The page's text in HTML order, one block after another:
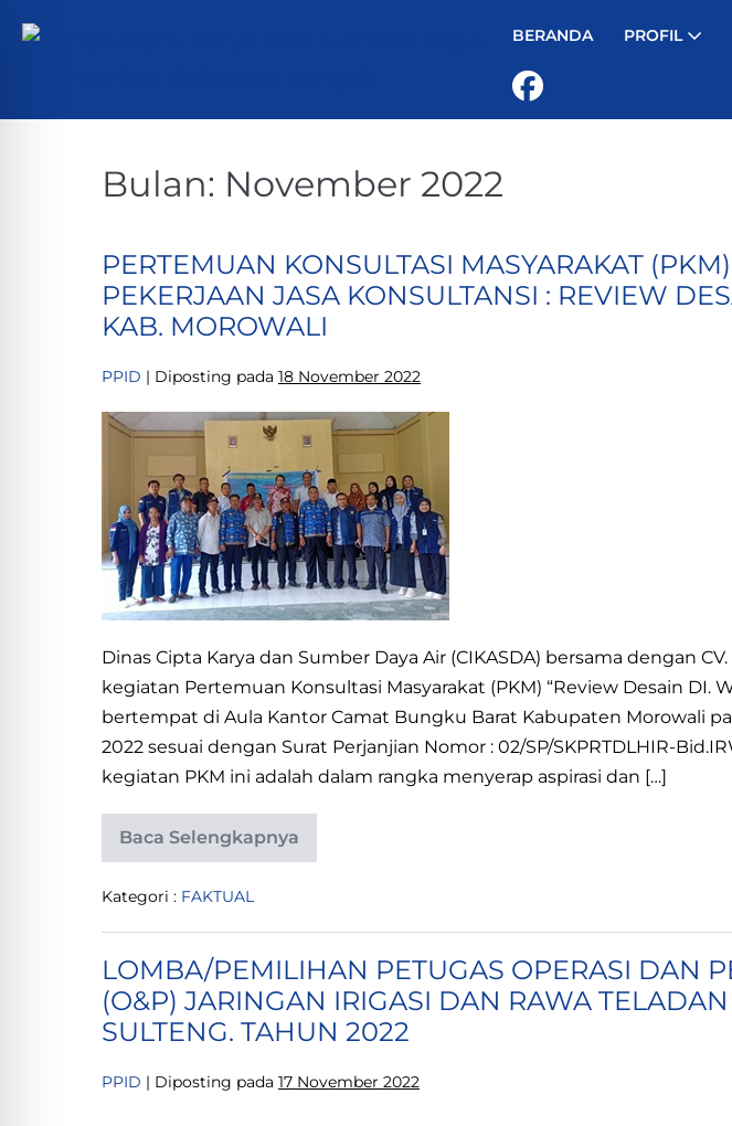
BERANDA PROFIL
Bulan: November 2022
PERTEMUAN KONSULTASI MASYARAKAT
PEKERJAAN JASA KONSULTANSI : REVIEW
KAB. MOROWALI
PPID | Diposting pada 18 November 2022
PERTEMUAN
MASYARAKAT
(PKM)
PAKET
PEKERJAAN
JASA
:
REVIEW
DESAIN
DI.
WOSU
KAB.
MOROWALI
Dinas Cipta Karya dan Sumber Daya Air (CIKASDA) bersama dengan
kegiatan Pertemuan Konsultasi Masyarakat (PKM) “Review Desain DI.
bertempat di Aula Kantor Camat Bungku Barat Kabupaten Morowali
2022 sesuai dengan Surat Perjanjian Nomor : 02/SP/SKPRTDLHIR-
kegiatan PKM ini adalah dalam rangka menyerap aspirasi dan […]
Baca Selengkapnya
PERTEMUAN
KONSULTASI
(PKM)
PEKERJAAN
KONSULTANSI
REVIEW
DESAIN
DI.
KAB.
MOROWALI
Kategori : FAKTUAL
LOMBA/PEMILIHAN PETUGAS OPERASI DAN
(O&P) JARINGAN IRIGASI DAN RAWA TELADAN
SULTENG. TAHUN 2022
PPID | Diposting pada 17 November 2022